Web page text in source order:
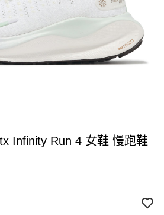
Infinity Run 4 女鞋 慢跑鞋